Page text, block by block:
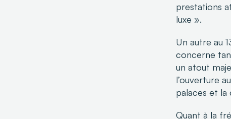
prestations
luxe ».
Un autre au
concerne
un atout
l’ouverture
palaces et la
Quant à la